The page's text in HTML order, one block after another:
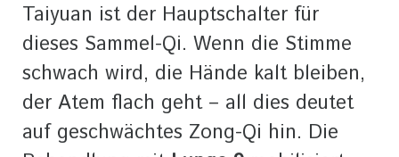
Taiyuan ist der Hauptschalter für
dieses Sammel-Qi. Wenn die Stimme
schwach wird, die Hände kalt bleiben,
der Atem flach geht – all dies deutet
auf geschwächtes Zong-Qi hin. Die